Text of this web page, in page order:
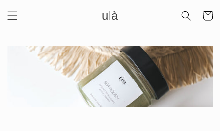
naar de
content
ulà